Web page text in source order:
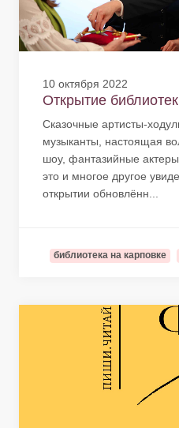
10 октября 2022
Открытие
Сказочные артисты-
музыканты, настоящая
шоу, фантазийные
это и многое другое
открытии обновлённ...
библиотека на карповке